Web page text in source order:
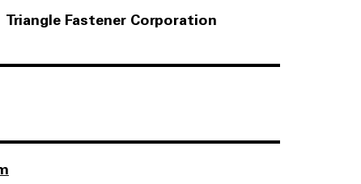
Triangle Fastener Corporation